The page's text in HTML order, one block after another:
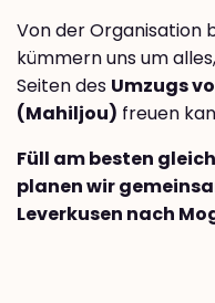
Von der Organisation
kümmern uns um
Seiten des Umzugs
(Mahiljou) freuen
Füll am besten gleich
planen wir
Leverkusen nach